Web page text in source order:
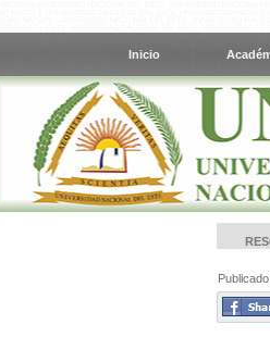
Inicio